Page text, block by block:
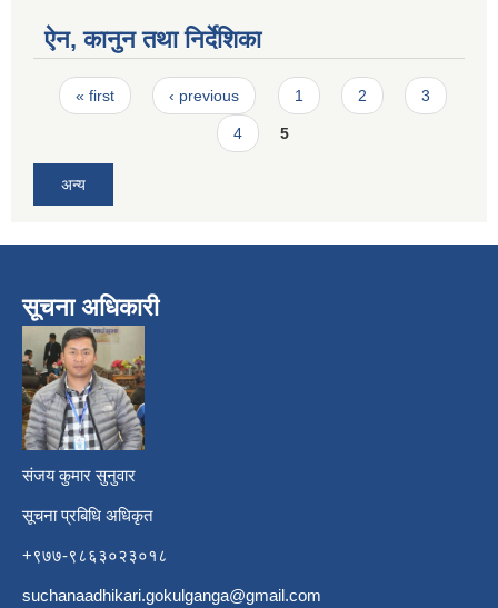
ऐन, कानुन तथा निर्देशिका
Pages
« first ‹ previous 1 2 3
4 5
अन्य
सूचना अधिकारी
संजय कुमार सुनुवार
सूचना प्रबिधि अधिकृत
+९७७-९८६३०२३०१८
suchanaadhikari.gokulganga@gmail.com